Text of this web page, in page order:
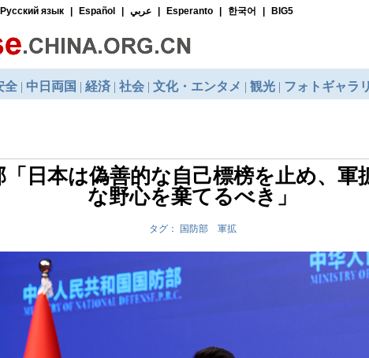
「日本は偽善的な自己標榜を止め、軍
な野心を棄てるべき」
タグ： 国防部 軍拡